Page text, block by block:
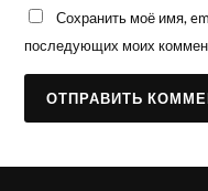
Сохранить моё имя,
последующих моих